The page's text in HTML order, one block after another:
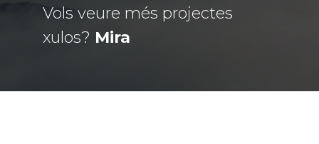
Vols veure més projectes
xulos? Mira